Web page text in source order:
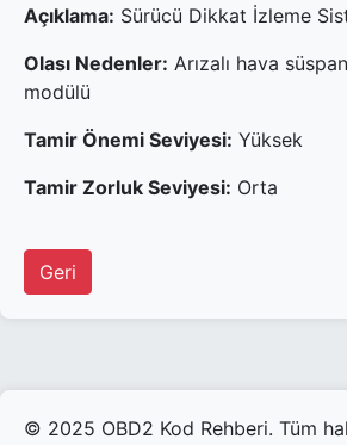
Açıklama: Sürücü Dikkat İzleme
Olası Nedenler: Arızalı hava
modülü
Tamir Önemi Seviyesi: Yüksek
Tamir Zorluk Seviyesi: Orta
Geri
© 2025 OBD2 Kod Rehberi. Tüm